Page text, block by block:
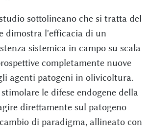
sottolineano che si tratta del
dimostra l'efficacia di un
sistemica in campo su scala
completamente nuove
agenti patogeni in olivicoltura.
le difese endogene della
direttamente sul patogeno
di paradigma, allineato con